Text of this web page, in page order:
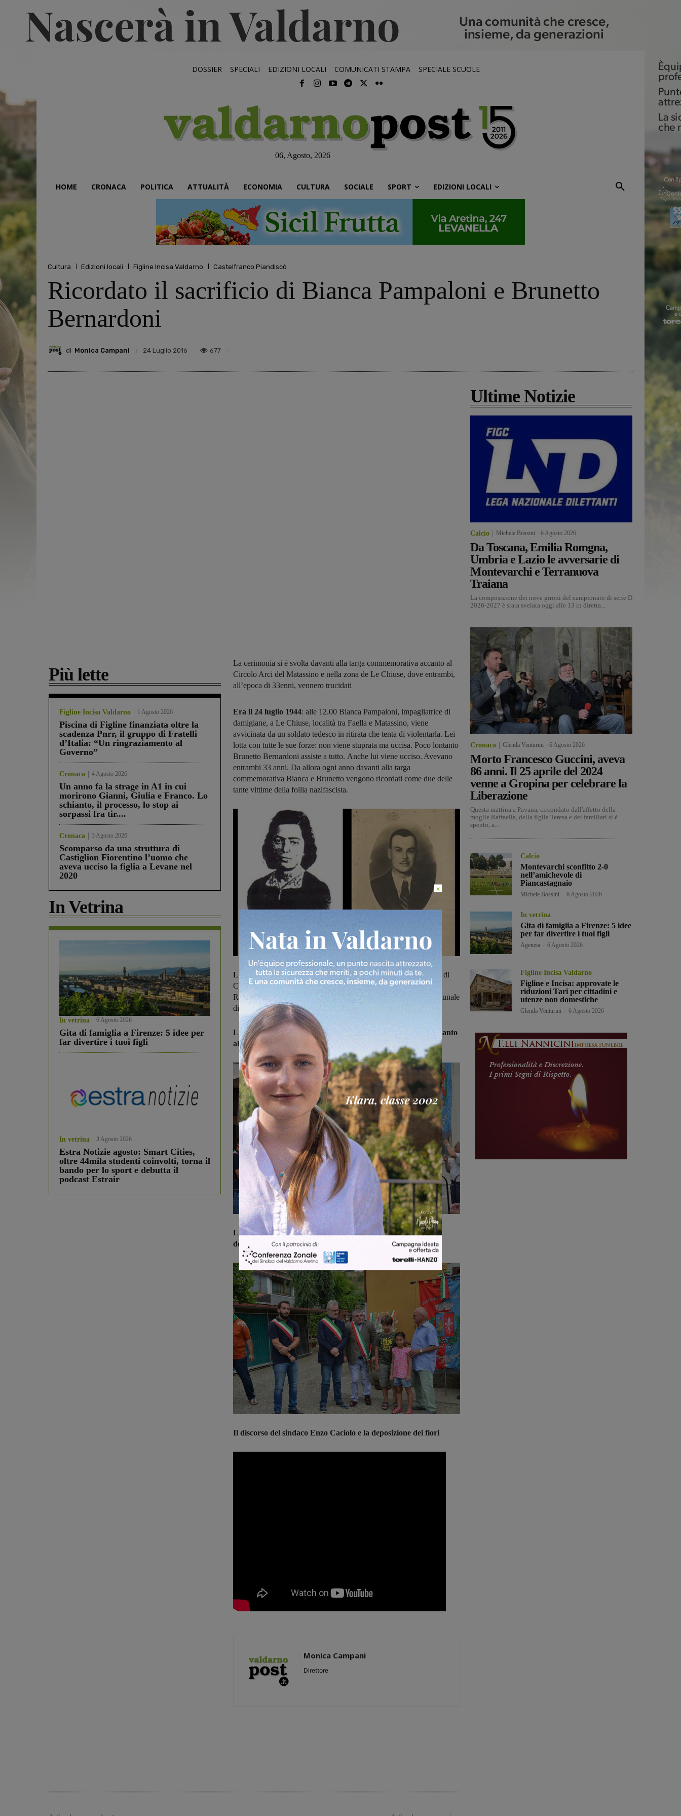
DOSSIER SPECIALI EDIZIONI LOCALI COMUNICATI STAMPA SPECIALE SCUOLE
06, Agosto, 2026
HOME CRONACA POLITICA ATTUALITÀ ECONOMIA CULTURA SOCIALE SPORT EDIZIONI LOCALI
Cultura Edizioni locali Figline Incisa Valdarno Castelfranco Piandiscò
Ricordato il sacrificio di Bianca Pampaloni e Brunetto
Bernardoni
di Monica Campani 24 Luglio 2016 677
Più lette
Figline Incisa Valdarno 1 Agosto 2026
Piscina di Figline finanziata oltre la
scadenza Pnrr, il gruppo di Fratelli
d’Italia: “Un ringraziamento al
Governo”
Cronaca 4 Agosto 2026
Un anno fa la strage in A1 in cui
morirono Gianni, Giulia e Franco. Lo
schianto, il processo, lo stop ai
sorpassi fra tir....
Cronaca 3 Agosto 2026
Scomparso da una struttura di
Castiglion Fiorentino l’uomo che
aveva ucciso la figlia a Levane nel
2020
In Vetrina
In vetrina 6 Agosto 2026
Gita di famiglia a Firenze: 5 idee per
far divertire i tuoi figli
In vetrina 3 Agosto 2026
Estra Notizie agosto: Smart Cities,
oltre 44mila studenti coinvolti, torna il
bando per lo sport e debutta il
podcast Estrair
La cerimonia si è svolta davanti alla targa commemorativa accanto al
Circolo Arci del Matassino e nella zona de Le Chiuse, dove entrambi,
all’epoca di 33enni, vennero trucidati
Era il 24 luglio 1944: alle 12.00 Bianca Pampaloni, impagliatrice di
damigiane, a Le Chiuse, località tra Faella e Matassino, viene
avvicinata da un soldato tedesco in ritirata che tenta di violentarla. Lei
lotta con tutte le sue forze: non viene stuprata ma uccisa. Poco lontanto
Brunetto Bernardoni assiste a tutto. Anche lui viene ucciso. Avevano
entrambi 33 anni. Da allora ogni anno davanti alla targa
commemorativa Bianca e Brunetto vengono ricordati come due delle
tante vittime della follia nazifascista.
La doppia cerimonia si è tenuta anche oggi . Presenti il sindaco di
Castelfranco Piandiscò, Enzo Cacioli, l'assessore del Comune di
Reggello, Daniele Bruschetini e Stefano Somigli, consigliere comunale
di Figline Incisa.
La prima commemorazione è avvenuta davanti alla targa accanto
al Circolo Arci del Matassino.
La seconda tappa è stata quella de Le Chiuse, il luogo
dell'uccisione.
Il discorso del sindaco Enzo Caciolo e la deposizione dei fiori
Monica Campani
Direttore
Ultime Notizie
Calcio Michele Bossini 6 Agosto 2026
Da Toscana, Emilia Romgna,
Umbria e Lazio le avversarie di
Montevarchi e Terranuova
Traiana
La composizione dei nove gironi del campionato di serie D
2026-2027 è stata svelata oggi alle 13 in diretta...
Cronaca Glenda Venturini 6 Agosto 2026
Morto Francesco Guccini, aveva
86 anni. Il 25 aprile del 2024
venne a Gropina per celebrare la
Liberazione
Questa mattina a Pavana, circondato dall'affetto della
moglie Raffaella, della figlia Teresa e dei familiari si è
spento, a...
Calcio
Montevarchi sconfitto 2-0
nell’amichevole di
Piancastagnaio
Michele Bossini 6 Agosto 2026
In vetrina
Gita di famiglia a Firenze: 5 idee
per far divertire i tuoi figli
Agenzia 6 Agosto 2026
Figline Incisa Valdarno
Figline e Incisa: approvate le
riduzioni Tari per cittadini e
utenze non domestiche
Glenda Venturini 6 Agosto 2026
×